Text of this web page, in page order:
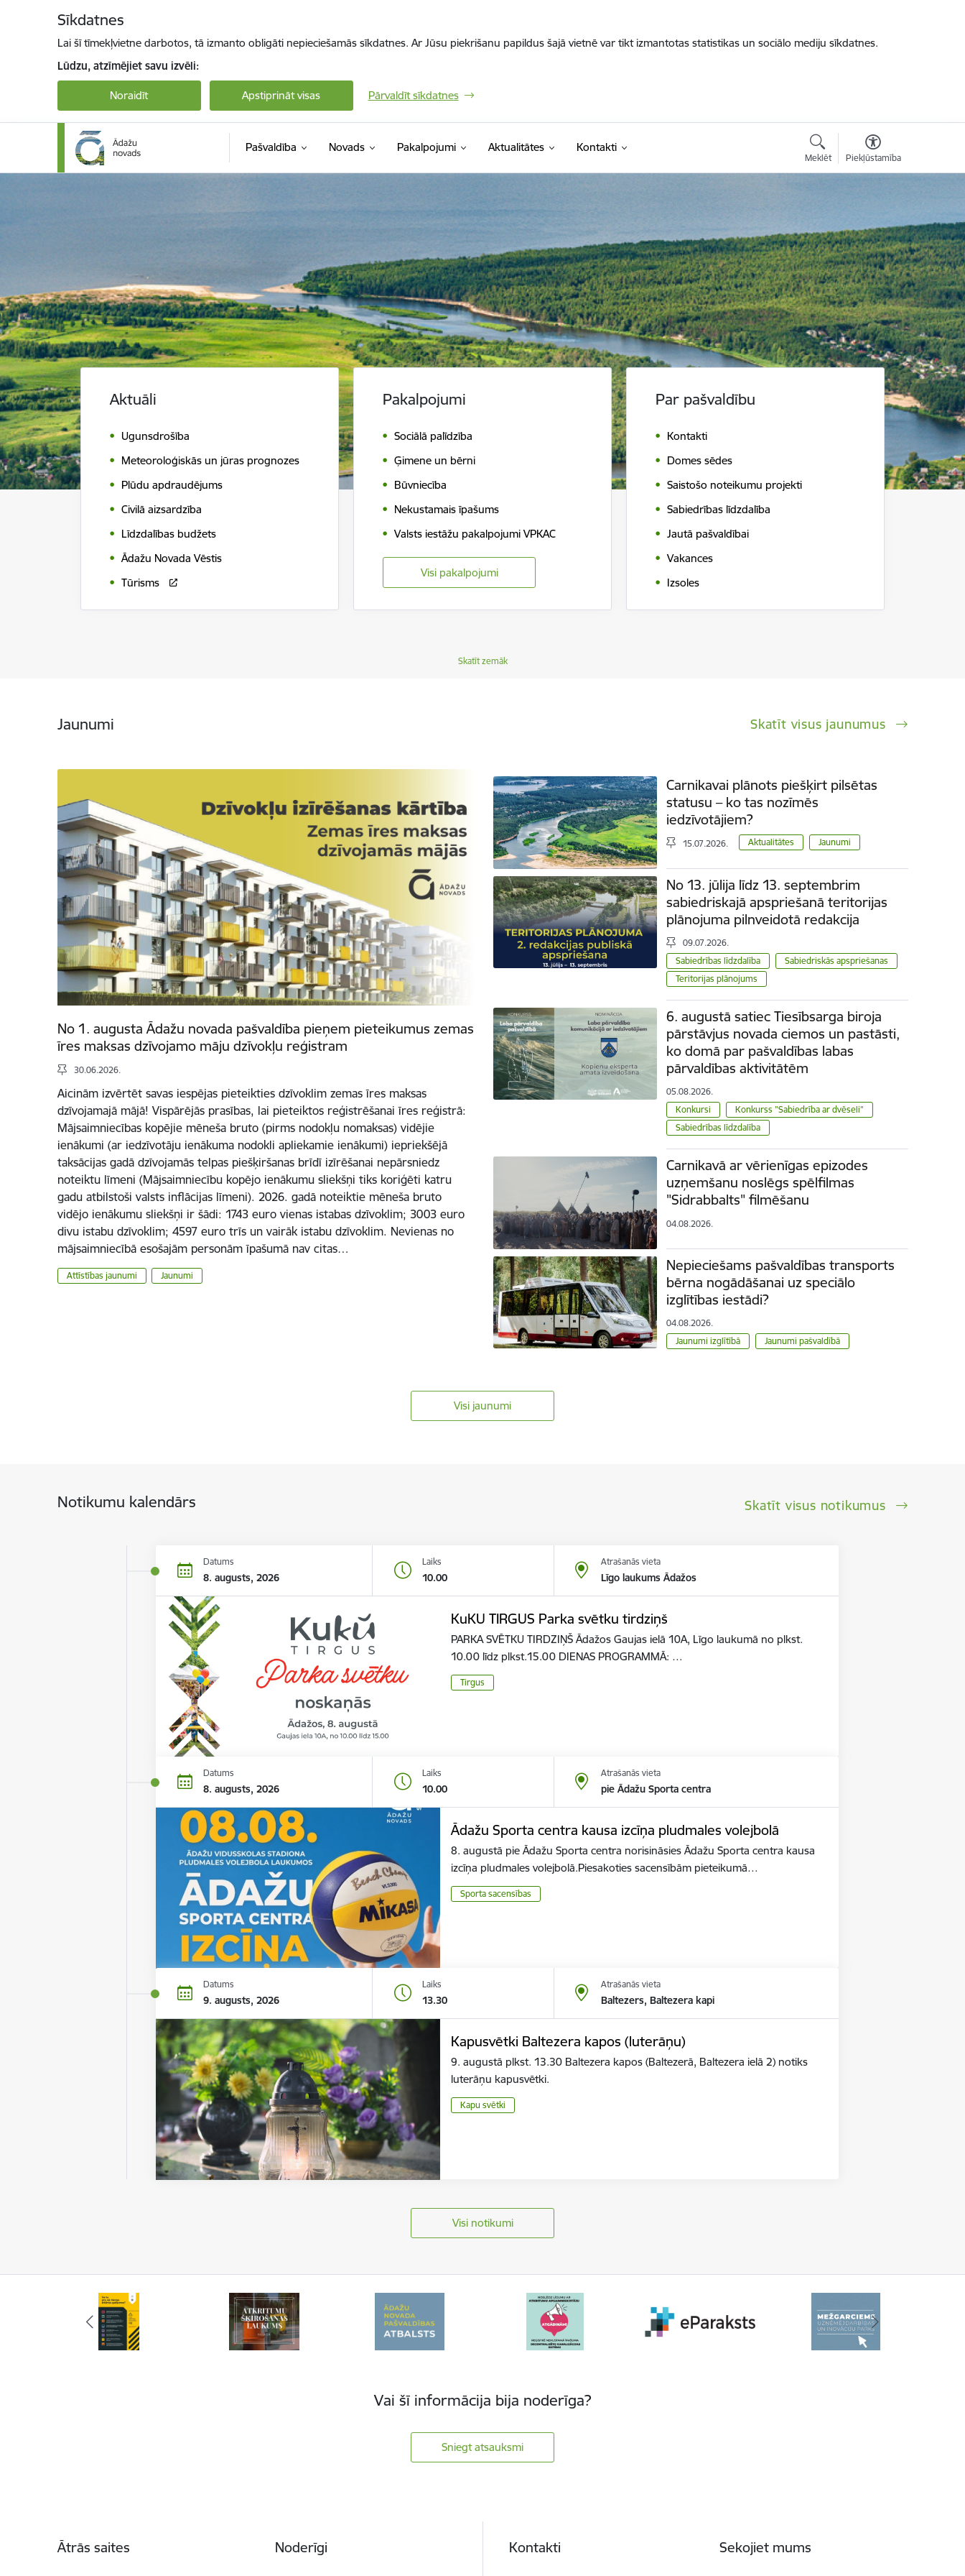
Sīkdatnes
Lai šī tīmekļvietne darbotos, tā izmanto obligāti nepieciešamās sīkdatnes. Ar Jūsu piekrišanu papildus šajā vietnē var tikt izmantotas statistikas un sociālo mediju sīkdatnes.
Lūdzu, atzīmējiet savu izvēli:
Noraidīt Apstiprināt visas Pārvaldīt sīkdatnes
Pašvaldība Novads Pakalpojumi Aktualitātes Kontakti
Meklēt Piekļūstamība
Ādaži
Aktuāli
Ugunsdrošība
Meteoroloģiskās un jūras prognozes
Plūdu apdraudējums
Civilā aizsardzība
Līdzdalības budžets
Ādažu Novada Vēstis
Tūrisms
Pakalpojumi
Sociālā palīdzība
Ģimene un bērni
Būvniecība
Nekustamais īpašums
Valsts iestāžu pakalpojumi VPKAC
Visi pakalpojumi
Par pašvaldību
Kontakti
Domes sēdes
Saistošo noteikumu projekti
Sabiedrības līdzdalība
Jautā pašvaldībai
Vakances
Izsoles
Skatīt zemāk
Jaunumi Skatīt visus jaunumus
No 1. augusta Ādažu novada pašvaldība pieņem pieteikumus zemas
īres maksas dzīvojamo māju dzīvokļu reģistram
30.06.2026.
Aicinām izvērtēt savas iespējas pieteikties dzīvoklim zemas īres maksas
dzīvojamajā mājā! Vispārējās prasības, lai pieteiktos reģistrēšanai īres reģistrā:
Mājsaimniecības kopējie mēneša bruto (pirms nodokļu nomaksas) vidējie
ienākumi (ar iedzīvotāju ienākuma nodokli apliekamie ienākumi) iepriekšējā
taksācijas gadā dzīvojamās telpas piešķiršanas brīdī izīrēšanai nepārsniedz
noteiktu līmeni (Mājsaimniecību kopējo ienākumu sliekšņi tiks koriģēti katru
gadu atbilstoši valsts inflācijas līmeni). 2026. gadā noteiktie mēneša bruto
vidējo ienākumu sliekšņi ir šādi: 1743 euro vienas istabas dzīvoklim; 3003 euro
divu istabu dzīvoklim; 4597 euro trīs un vairāk istabu dzīvoklim. Nevienas no
mājsaimniecībā esošajām personām īpašumā nav citas…
Attīstības jaunumi Jaunumi
Carnikavai plānots piešķirt pilsētas
statusu – ko tas nozīmēs
iedzīvotājiem?
15.07.2026. Aktualitātes Jaunumi
No 13. jūlija līdz 13. septembrim
sabiedriskajā apspriešanā teritorijas
plānojuma pilnveidotā redakcija
09.07.2026.
Sabiedrības līdzdalība
Sabiedriskās apspriešanas
Teritorijas plānojums
6. augustā satiec Tiesībsarga biroja
pārstāvjus novada ciemos un pastāsti,
ko domā par pašvaldības labas
pārvaldības aktivitātēm
05.08.2026.
Konkursi
Konkurss "Sabiedrība ar dvēseli"
Sabiedrības līdzdalība
Carnikavā ar vērienīgas epizodes
uzņemšanu noslēgs spēlfilmas
"Sidrabbalts" filmēšanu
04.08.2026.
Nepieciešams pašvaldības transports
bērna nogādāšanai uz speciālo
izglītības iestādi?
04.08.2026.
Jaunumi izglītībā
Jaunumi pašvaldībā
Visi jaunumi
Notikumu kalendārs Skatīt visus notikumus
Datums
8. augusts, 2026
Laiks
10.00
Atrašanās vieta
Līgo laukums Ādažos
KuKU TIRGUS Parka svētku tirdziņš
PARKA SVĒTKU TIRDZIŅŠ Ādažos Gaujas ielā 10A, Līgo laukumā no plkst.
10.00 līdz plkst.15.00 DIENAS PROGRAMMĀ: …
Tirgus
Datums
8. augusts, 2026
Laiks
10.00
Atrašanās vieta
pie Ādažu Sporta centra
Ādažu Sporta centra kausa izcīņa pludmales volejbolā
8. augustā pie Ādažu Sporta centra norisināsies Ādažu Sporta centra kausa
izcīņa pludmales volejbolā.Piesakoties sacensībām pieteikumā…
Sporta sacensības
Datums
9. augusts, 2026
Laiks
13.30
Atrašanās vieta
Baltezers, Baltezera kapi
Kapusvētki Baltezera kapos (luterāņu)
9. augustā plkst. 13.30 Baltezera kapos (Baltezerā, Baltezera ielā 2) notiks
luterāņu kapusvētki.
Kapu svētki
Visi notikumi
Vai šī informācija bija noderīga?
Sniegt atsauksmi
Ātrās saites Noderīgi Kontakti Sekojiet mums